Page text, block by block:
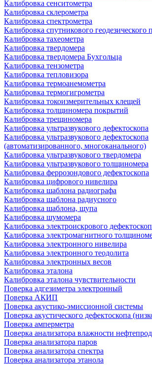
Калибровка сенситометра
Калибровка склерометра
Калибровка спектрометра
Калибровка спутникового геодезического
Калибровка тахеометра
Калибровка твердомера
Калибровка твердомера Бухгольца
Калибровка тензометра
Калибровка тепловизора
Калибровка термоанемометра
Калибровка термогигрометра
Калибровка токоизмерительных клещей
Калибровка толщиномера покрытий
Калибровка трещиномера
Калибровка ультразвукового дефектоскопа
Калибровка ультразвукового дефектоскопа
(автоматизированного, многоканального)
Калибровка ультразвукового твердомера
Калибровка ультразвукового толщиномера
Калибровка феррозондового дефектоскопа
Калибровка цифрового нивелира
Калибровка шаблона радиографа
Калибровка шаблона радиусного
Калибровка шаблона, щупа
Калибровка шумомера
Калибровка электроискрового
Калибровка электромагнитного
Калибровка электронного нивелира
Калибровка электронного теодолита
Калибровка электронных весов
Калибровка эталона
Калибровка эталона чувствительности
Поверка адгезиметра электронный
Поверка АКИП
Поверка акустико-эмиссионной системы
Поверка акустического дефектоскопа
Поверка амперметра
Поверка анализатора влажности
Поверка анализатора паров
Поверка анализатора спектра
Поверка анализатора этанола